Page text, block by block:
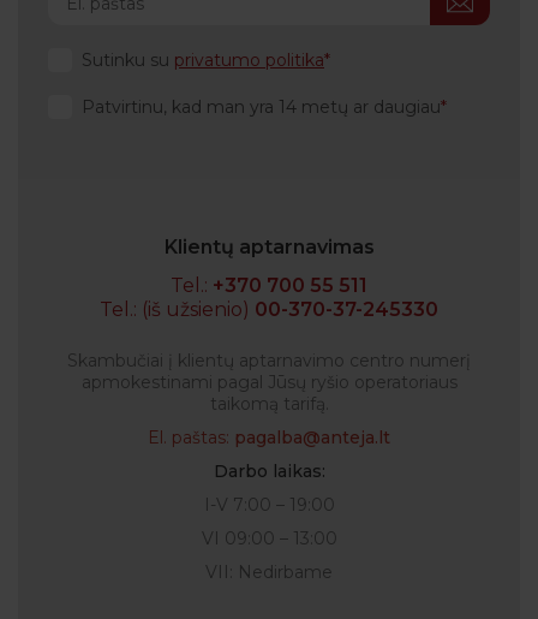
Sutinku su privatumo politika
Patvirtinu, kad man yra 14 metų ar daugiau
Klientų aptarnavimas
Tel.: +370 700 55 511
Tel.: (iš užsienio) 00-370-37-245330
Skambučiai į klientų aptarnavimo centro numerį
apmokestinami pagal Jūsų ryšio operatoriaus
taikomą tarifą.
El. paštas: pagalba@anteja.lt
Darbo laikas:
I-V 7:00 – 19:00
VI 09:00 – 13:00
VII: Nedirbame